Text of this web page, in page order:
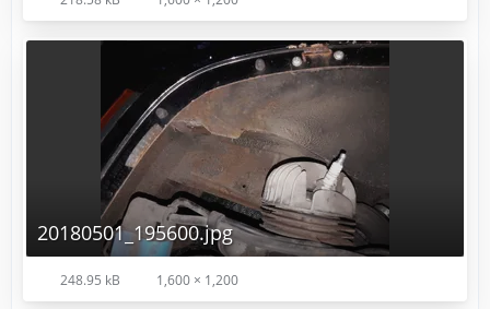
20180501_195600.jpg
248.95 kB 1,600 × 1,200